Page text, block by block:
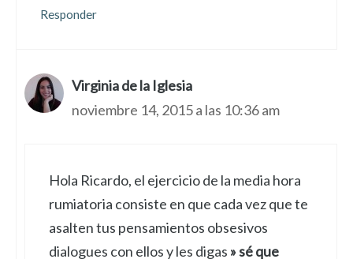
Responder
Virginia de la Iglesia
noviembre 14, 2015 a las 10:36 am
Hola Ricardo, el ejercicio de la media hora
rumiatoria consiste en que cada vez que te
asalten tus pensamientos obsesivos
dialogues con ellos y les digas » sé que